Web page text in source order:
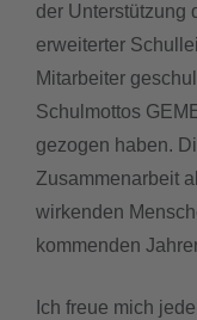
der Unterstützung
erweiterter
Mitarbeiter
Schulmottos
gezogen haben.
Zusammenarbeit
wirkenden
kommenden
Ich freue mich